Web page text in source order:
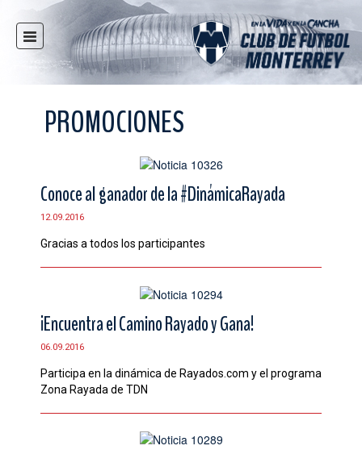
INICIO
NOTICIAS
RAYADAS
FUERZAS BÁSICAS
RESPONSABILIDAD SOCIAL
ESTADIO
PRENSA
CONTACTO
PROMOCIONES
Conoce al ganador de la #DinámicaRayada
12.09.2016
Gracias a todos los participantes
¡Encuentra el Camino Rayado y Gana!
06.09.2016
Participa en la dinámica de Rayados.com y el programa
Zona Rayada de TDN